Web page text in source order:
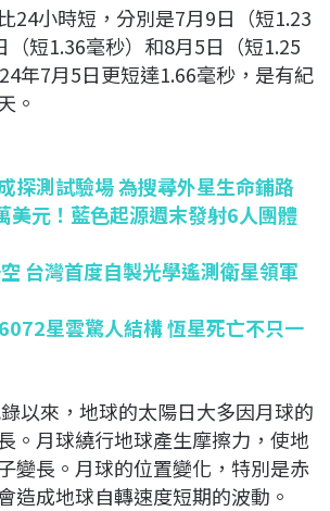
24小時短，分別是7月9日（短1.23
（短1.36毫秒）和8月5日（短1.25
年7月5日更短達1.66毫秒，是有紀
。
探測試驗場 為搜尋外星生命鋪路
美元！藍色起源週末發射6人團體
台灣首度自製光學遙測衛星領軍
星雲驚人結構 恆星死亡不只一
以來，地球的太陽日大多因月球的
。月球繞行地球產生摩擦力，使地
變長。月球的位置變化，特別是赤
造成地球自轉速度短期的波動。